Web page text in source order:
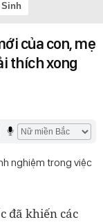
Sinh
của con, mẹ
thích xong
nghiệm trong việc
đã khiến các